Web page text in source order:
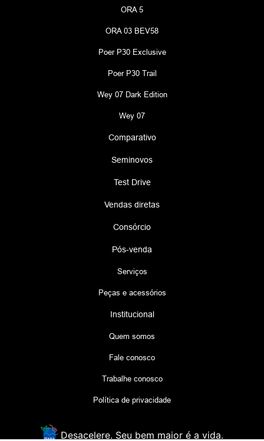
ORA 5
ORA 03 BEV58
Poer P30 Exclusive
Poer P30 Trail
Wey 07 Dark Edition
Wey 07
Comparativo
Seminovos
Test Drive
Vendas diretas
Consórcio
Pós-venda
Serviços
Peças e acessórios
Institucional
Quem somos
Fale conosco
Trabalhe conosco
Política de privacidade
Desacelere. Seu bem maior é a vida.